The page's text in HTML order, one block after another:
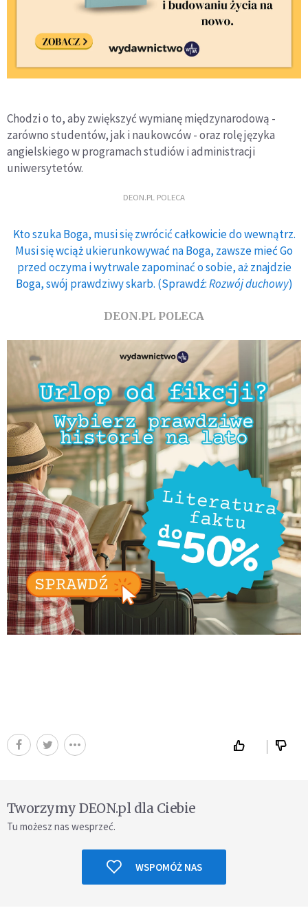
Chodzi o to, aby zwiększyć wymianę międzynarodową -
zarówno studentów, jak i naukowców - oraz rolę języka
angielskiego w programach studiów i administracji
uniwersytetów.
DEON.PL POLECA
Kto szuka Boga, musi się zwrócić całkowicie do wewnątrz.
Musi się wciąż ukierunkowywać na Boga, zawsze mieć Go
przed oczyma i wytrwale zapominać o sobie, aż znajdzie
Boga, swój prawdziwy skarb. (Sprawdź:Rozwój duchowy)
DEON.PL POLECA
Tworzymy DEON.pl dla Ciebie
Tu możesz nas wesprzeć.
WSPOMÓŻ NAS